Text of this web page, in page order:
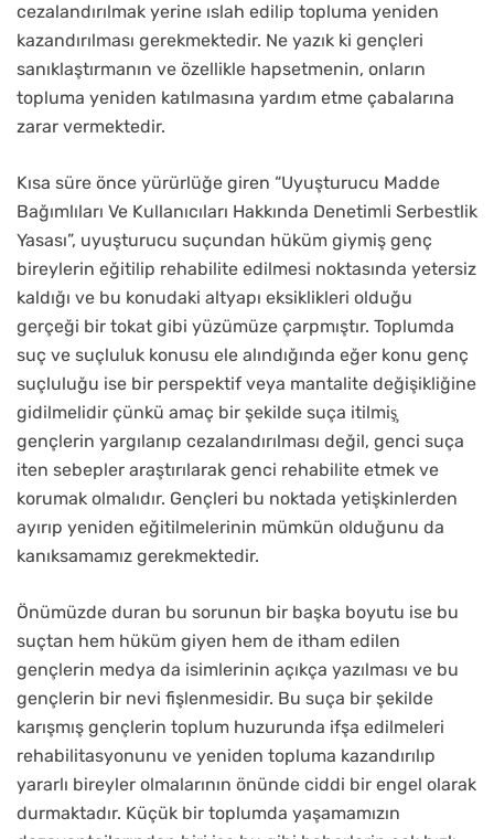
cezalandırılmak yerine ıslah edilip topluma yeniden
kazandırılması gerekmektedir. Ne yazık ki gençleri
sanıklaştırmanın ve özellikle hapsetmenin, onların
topluma yeniden katılmasına yardım etme çabalarına
zarar vermektedir.
Kısa süre önce yürürlüğe giren “Uyuşturucu Madde
Bağımlıları Ve Kullanıcıları Hakkında Denetimli Serbestlik
Yasası”, uyuşturucu suçundan hüküm giymiş genç
bireylerin eğitilip rehabilite edilmesi noktasında yetersiz
kaldığı ve bu konudaki altyapı eksiklikleri olduğu
gerçeği bir tokat gibi yüzümüze çarpmıştır. Toplumda
suç ve suçluluk konusu ele alındığında eğer konu genç
suçluluğu ise bir perspektif veya mantalite değişikliğine
gidilmelidir çünkü amaç bir şekilde suça itilmiş̧
gençlerin yargılanıp cezalandırılması değil, genci suça
iten sebepler araştırılarak genci rehabilite etmek ve
korumak olmalıdır. Gençleri bu noktada yetişkinlerden
ayırıp yeniden eğitilmelerinin mümkün olduğunu da
kanıksamamız gerekmektedir.
Önümüzde duran bu sorunun bir başka boyutu ise bu
suçtan hem hüküm giyen hem de itham edilen
gençlerin medya da isimlerinin açıkça yazılması ve bu
gençlerin bir nevi fişlenmesidir. Bu suça bir şekilde
karışmış gençlerin toplum huzurunda ifşa edilmeleri
rehabilitasyonunu ve yeniden topluma kazandırılıp
yararlı bireyler olmalarının önünde ciddi bir engel olarak
durmaktadır. Küçük bir toplumda yaşamamızın